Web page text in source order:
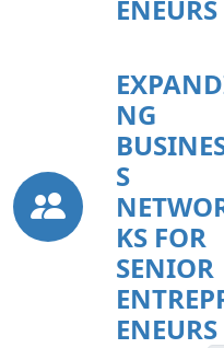
ENEURS
NG
S
KS FOR
SENIOR
ENEURS